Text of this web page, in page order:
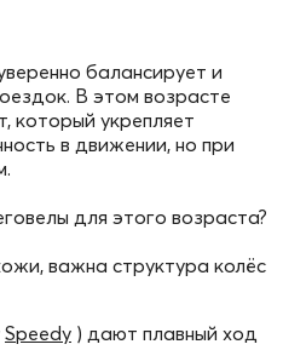
балансирует и
В этом возрасте
который укрепляет
в движении, но при
для этого возраста?
важна структура колёс
Speedy ) дают плавный ход